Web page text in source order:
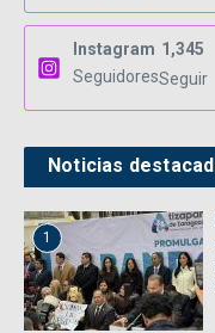
Instagram 1,345
SeguidoresSeguir
Noticias
1